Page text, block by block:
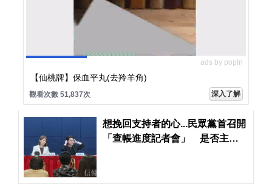
ads by popIn
【仙桃牌】保血平丸(去羚羊角)
觀看次數 51,837次 深入了解
想挽回支持者的心...民眾黨首召開
「查帳進度記者會」 是否主動